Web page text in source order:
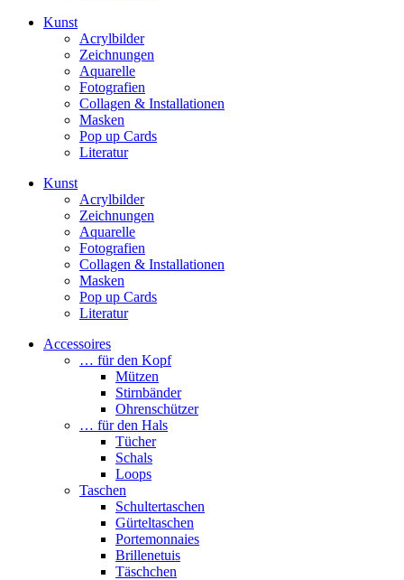
Kunst
Acrylbilder
Zeichnungen
Aquarelle
Fotografien
Collagen & Installationen
Masken
Pop up Cards
Literatur
Kunst
Acrylbilder
Zeichnungen
Aquarelle
Fotografien
Collagen & Installationen
Masken
Pop up Cards
Literatur
Accessoires
… für den Kopf
Mützen
Stirnbänder
Ohrenschützer
… für den Hals
Tücher
Schals
Loops
Taschen
Schultertaschen
Gürteltaschen
Portemonnaies
Brillenetuis
Täschchen